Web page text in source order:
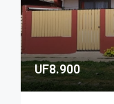
UF8.900